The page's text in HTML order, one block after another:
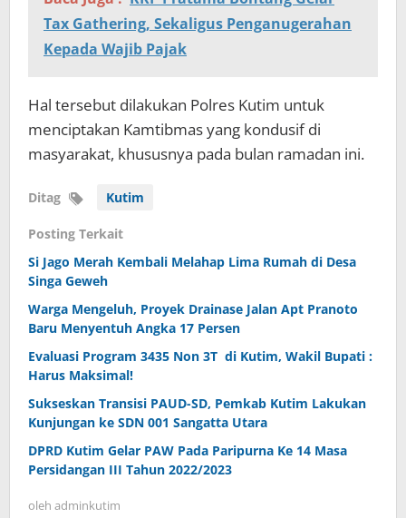
Tax Gathering, Sekaligus Penganugerahan
Kepada Wajib Pajak
Hal tersebut dilakukan Polres Kutim untuk
menciptakan Kamtibmas yang kondusif di
masyarakat, khususnya pada bulan ramadan ini.
Ditag Kutim
Posting Terkait
Si Jago Merah Kembali Melahap Lima Rumah di Desa
Singa Geweh
Warga Mengeluh, Proyek Drainase Jalan Apt Pranoto
Baru Menyentuh Angka 17 Persen
Evaluasi Program 3435 Non 3T di Kutim, Wakil Bupati :
Harus Maksimal!
Sukseskan Transisi PAUD-SD, Pemkab Kutim Lakukan
Kunjungan ke SDN 001 Sangatta Utara
DPRD Kutim Gelar PAW Pada Paripurna Ke 14 Masa
Persidangan III Tahun 2022/2023
oleh adminkutim